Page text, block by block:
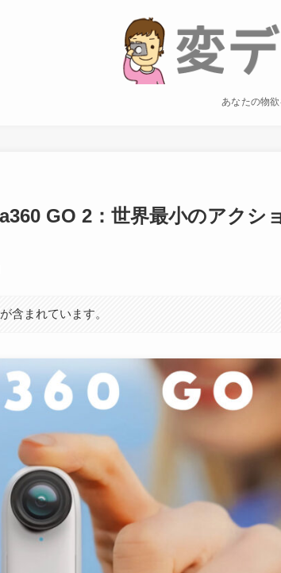
あなたの物
GO 2：世界最小のアク
含まれています。